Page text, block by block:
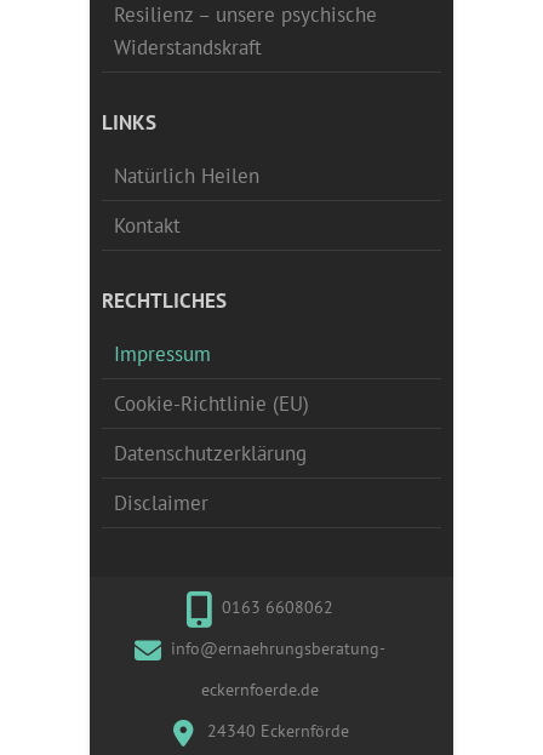
Resilienz – unsere psychische
Widerstandskraft
LINKS
Natürlich Heilen
Kontakt
RECHTLICHES
Impressum
Cookie-Richtlinie (EU)
Datenschutzerklärung
Disclaimer
0163 6608062
info@ernaehrungsberatung-
eckernfoerde.de
24340 Eckernförde